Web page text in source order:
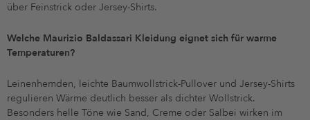
über Feinstrick oder Jersey-Shirts.
Welche Maurizio Baldassari Kleidung eignet sich für warme
Temperaturen?
Leinenhemden, leichte Baumwollstrick-Pullover und Jersey-Shirts
regulieren Wärme deutlich besser als dichter Wollstrick.
Besonders helle Töne wie Sand, Creme oder Salbei wirken im